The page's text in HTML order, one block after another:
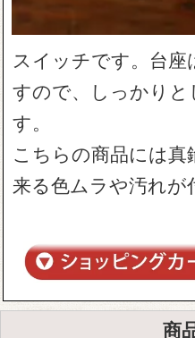
スイッチです。台座
すので、しっかりと
す。
こちらの商品には真
来る色ムラや汚れが
商